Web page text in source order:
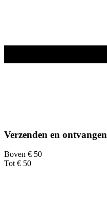
Verzenden en ontvangen
Boven € 50
Tot € 50